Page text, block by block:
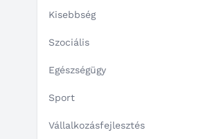
Kisebbség
Szociális
Egészségügy
Sport
Vállalkozásfejlesztés